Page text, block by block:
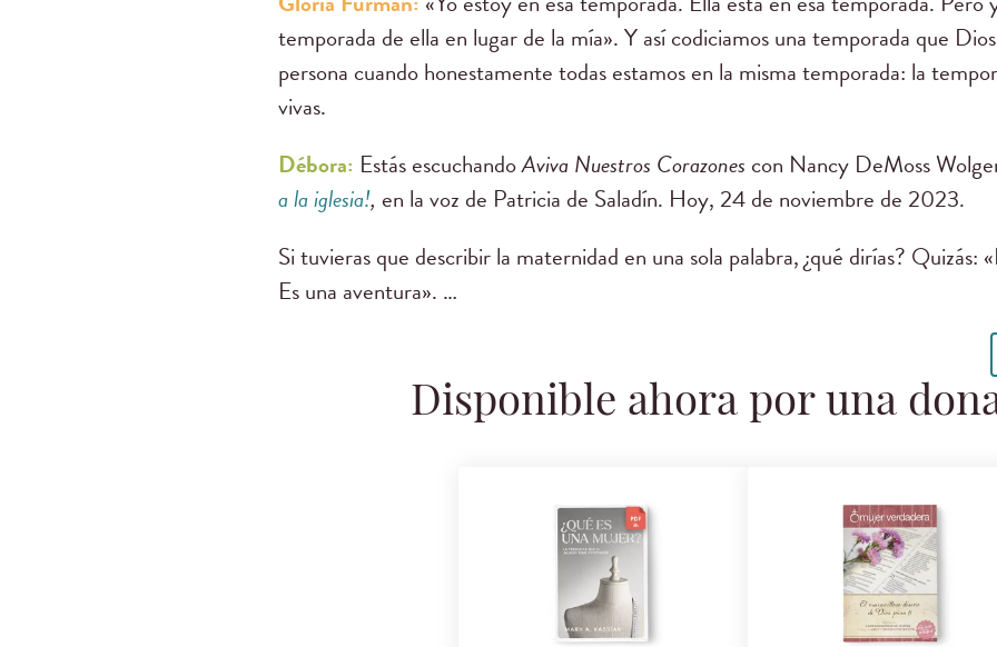
temporada de ella en lugar de la mía». Y así codiciamos una temporada que
persona cuando honestamente todas estamos en la misma temporada: la
vivas.
Débora: Estás escuchandoAviva Nuestros Corazones con Nancy DeMoss
a la iglesia!, en la voz de Patricia de Saladín. Hoy, 24 de noviembre de 2023.
Si tuvieras que describir la maternidad en una sola palabra, ¿qué dirías? Quizás:
Es una aventura». …
Disponible ahora por una